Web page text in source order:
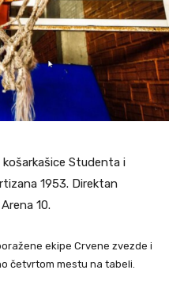
Studenta i
1953. Direktan
10.
ekipe Crvene zvezde i
četvrtom mestu na tabeli.